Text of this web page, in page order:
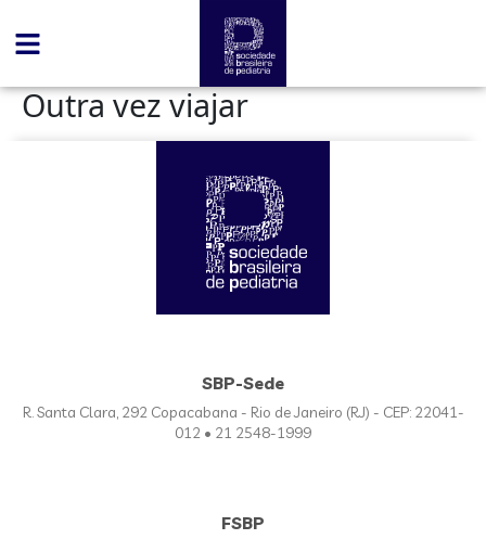
Outra vez viajar
SBP-Sede
R. Santa Clara, 292 Copacabana - Rio de Janeiro (RJ) - CEP: 22041-
012 • 21 2548-1999
FSBP